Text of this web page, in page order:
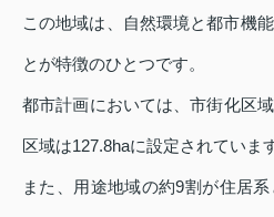
この地域は、自然環境と都市機
とが特徴のひとつです。
都市計画においては、市街化区
区域は127.8haに設定されています
また、用途地域の約9割が住居